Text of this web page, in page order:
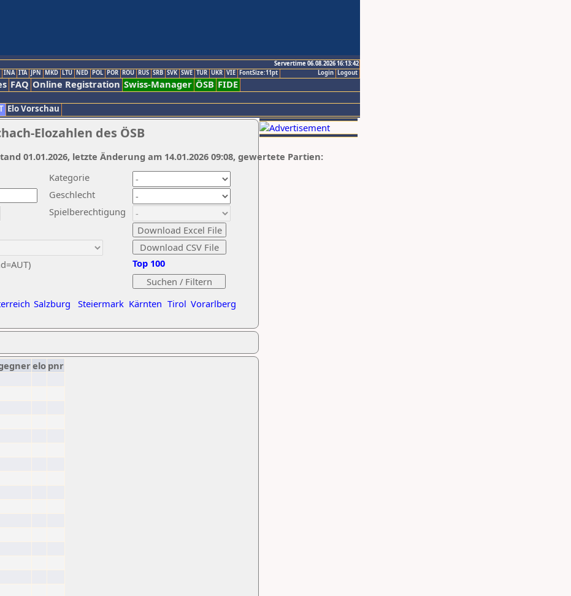
Servertime 06.08.2026 16:13:42
Logout
Login
INA ITA JPN MKD LTU NED POL POR ROU RUS SRB SVK SWE TUR UKR VIE FontSize:11pt
FAQ Online Registration Swiss-Manager ÖSB FIDE
Elo Vorschau
Elozahlen des ÖSB
Kategorie
Geschlecht
Spielberechtigung
Salzburg Steiermark Kärnten Tirol Vorarlberg
Top 100
01.01.2026, letzte Änderung am 14.01.2026 09:08, gewertete Partien:
elo pnr